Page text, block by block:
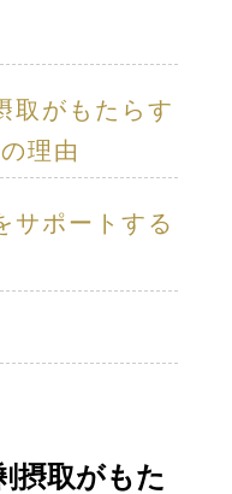
取がもたらす
理由
サポートする
摂取がもた